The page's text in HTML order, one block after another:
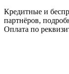
Кредитные и
партнёров,
Оплата по